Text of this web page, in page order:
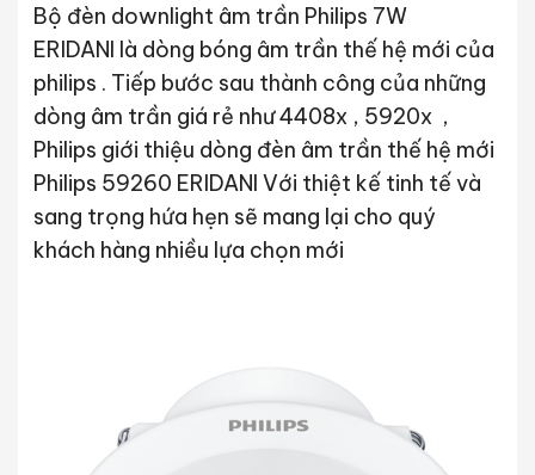
Bộ đèn downlight âm trần Philips 7W
ERIDANI là dòng bóng âm trần thế hệ mới của
philips . Tiếp bước sau thành công của những
dòng âm trần giá rẻ như 4408x , 5920x ,
Philips giới thiệu dòng đèn âm trần thế hệ mới
Philips 59260 ERIDANI Với thiệt kế tinh tế và
sang trọng hứa hẹn sẽ mang lại cho quý
khách hàng nhiều lựa chọn mới